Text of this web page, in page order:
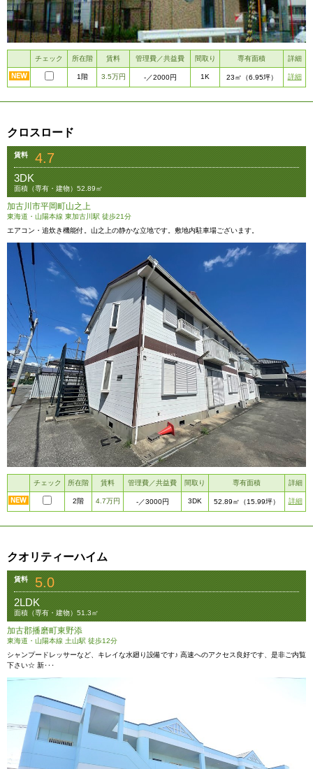
チェック 所在階 賃料 管理費／共益費 間取り 専有面積 詳細
1階 3.5万円 -／2000円 1K 23㎡ （6.95坪） 詳細
クロスロード
賃料 4.7
3DK
面積（専有・建物）52.89㎡
加古川市平岡町山之上
東海道・山陽本線 東加古川駅 徒歩21分
エアコン・追炊き機能付。山之上の静かな立地です。敷地内駐車場ございます。
チェック 所在階 賃料 管理費／共益費 間取り 専有面積 詳細
2階 4.7万円 -／3000円 3DK 52.89㎡ （15.99坪） 詳細
クオリティーハイム
賃料 5.0
2LDK
面積（専有・建物）51.3㎡
加古郡播磨町東野添
東海道・山陽本線 土山駅 徒歩12分
シャンプードレッサーなど、キレイな水廻り設備です♪ 高速へのアクセス良好です、是非ご内覧
下さい☆ 新･･･